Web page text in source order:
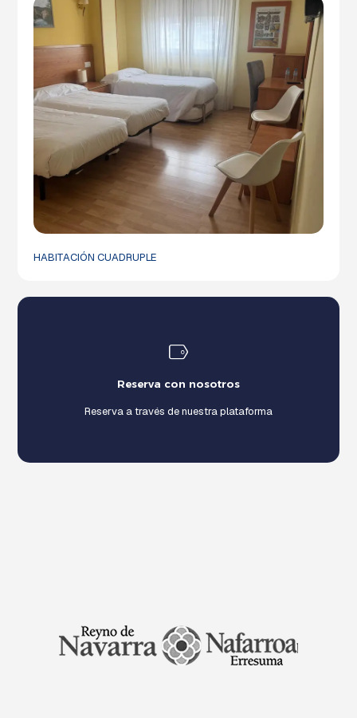
HABITACIÓN CUADRUPLE
Reserva con nosotros
Reserva a través de nuestra plataforma